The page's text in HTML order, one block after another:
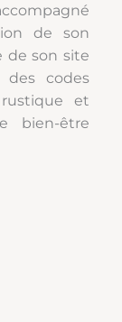
de son
de son site
des codes
et
bien-être